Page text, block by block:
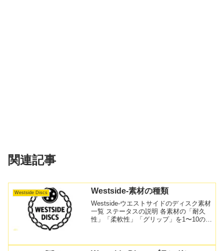
関連記事
Westside Discs Westside-素材の種類
Westside-ウエストサイドのディスク素材
一覧 ステータスの説明 各素材の「耐久
性」「柔軟性」「グリップ」を1〜10の数
合わせたオリジナルの飛行性能へと変化